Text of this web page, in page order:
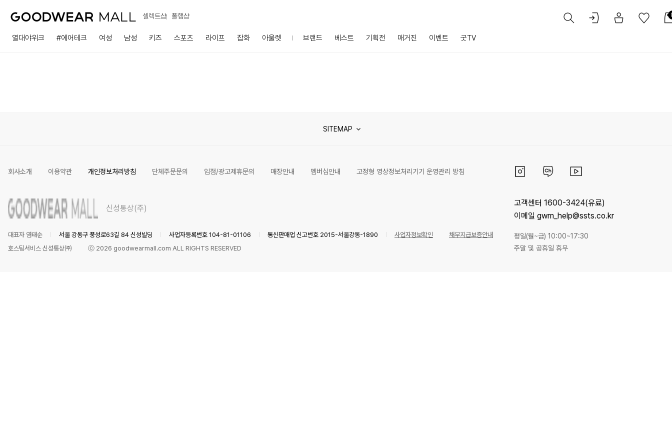
셀렉트샵 폴햄샵
열대야위크 #에어테크 여성 남성 키즈 스포츠 라이프 잡화 아울렛 브랜드 베스트 기획전 매거진 이벤트 굿TV
SITEMAP
회사소개 이용약관 개인정보처리방침 단체주문문의 입점/광고제휴문의 매장안내 멤버십안내 고정형 영상정보처리기기 운영관리 방침
신성통상(주)
대표자 염태순 서울 강동구 풍성로63길 84 신성빌딩 사업자등록번호 104-81-01106 통신판매업 신고번호 2015-서울강동-1890 사업자정보확인
채무지급보증안내
호스팅서비스 신성통상㈜
ⓒ 2026 goodwearmall.com ALL RIGHTS RESERVED
고객센터 1600-3424(유료)
이메일 gwm_help@ssts.co.kr
평일(월~금) 10:00~17:30
주말 및 공휴일 휴무